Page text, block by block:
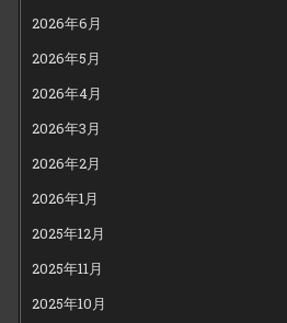
2026年6月
2026年5月
2026年4月
2026年3月
2026年2月
2026年1月
2025年12月
2025年11月
2025年10月